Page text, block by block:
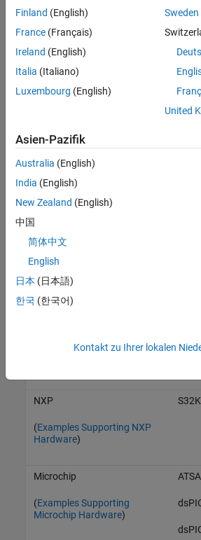
(Examples Supporting Texas
Instruments Hardware
STMicroelectronics
NXP
(Examples Supporting NXP
Hardware)
Microchip
(Examples Supporting
Microchip Hardware)
Finland (English)
France (Français)
Ireland (English)
Italia (Italiano)
Luxembourg (English)
Sweden
United
Asien-Pazifik
Australia (English)
India (English)
New Zealand (English)
中国
简体中文
English
日本 (日本語)
한국 (한국어)
Kontakt zu Ihrer lokalen